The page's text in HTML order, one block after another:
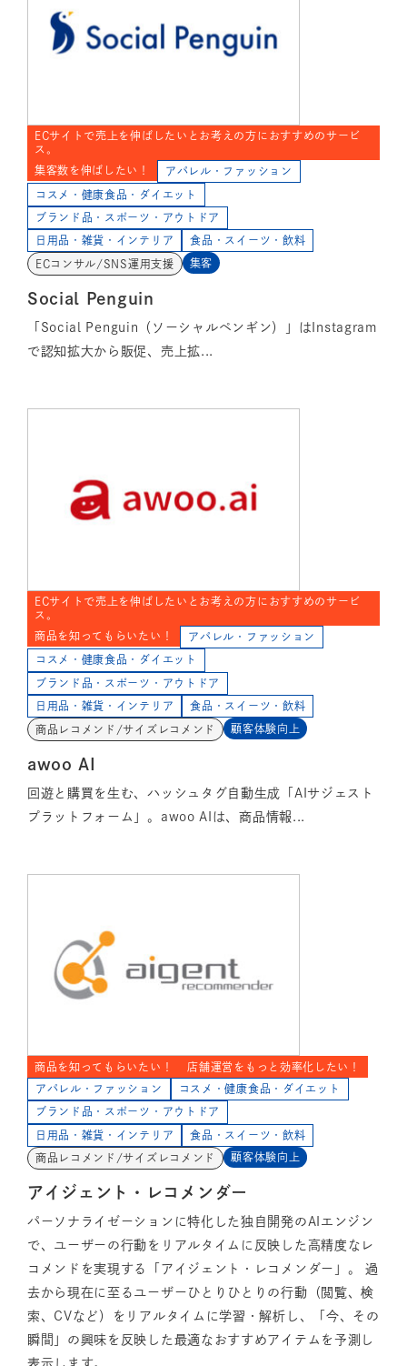
ECサイトで売上を伸ばしたいとお考えの方におすすめのサービ
ス。
集客数を伸ばしたい！
アパレル・ファッション
コスメ・健康食品・ダイエット
ブランド品・スポーツ・アウトドア
日用品・雑貨・インテリア 食品・スイーツ・飲料
ECコンサル/SNS運用支援 集客
Social Penguin
「Social Penguin（ソーシャルペンギン）」はInstagram
で認知拡大から販促、売上拡...
ECサイトで売上を伸ばしたいとお考えの方におすすめのサービ
ス。
商品を知ってもらいたい！
アパレル・ファッション
コスメ・健康食品・ダイエット
ブランド品・スポーツ・アウトドア
日用品・雑貨・インテリア 食品・スイーツ・飲料
商品レコメンド/サイズレコメンド 顧客体験向上
awoo AI
回遊と購買を生む、ハッシュタグ自動生成「AIサジェスト
プラットフォーム」。awoo AIは、商品情報...
商品を知ってもらいたい！ 店舗運営をもっと効率化したい！
アパレル・ファッション コスメ・健康食品・ダイエット
ブランド品・スポーツ・アウトドア
日用品・雑貨・インテリア 食品・スイーツ・飲料
商品レコメンド/サイズレコメンド 顧客体験向上
アイジェント・レコメンダー
パーソナライゼーションに特化した独自開発のAIエンジン
で、ユーザーの行動をリアルタイムに反映した高精度なレ
コメンドを実現する「アイジェント・レコメンダー」。 過
去から現在に至るユーザーひとりひとりの行動（閲覧、検
索、CVなど）をリアルタイムに学習・解析し、「今、その
瞬間」の興味を反映した最適なおすすめアイテムを予測し